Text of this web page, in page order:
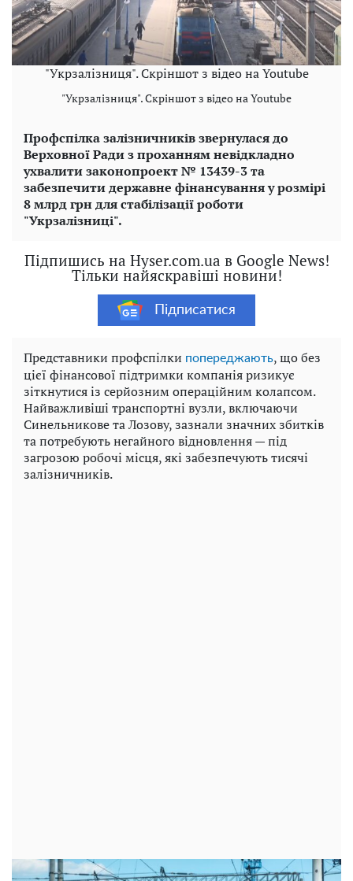
"Укрзалізниця". Скріншот з відео на Youtube
"Укрзалізниця". Скріншот з відео на Youtube
Профспілка залізничників звернулася до
Верховної Ради з проханням невідкладно
ухвалити законопроект № 13439-3 та
забезпечити державне фінансування у розмірі
8 млрд грн для стабілізації роботи
"Укрзалізниці".
Підпишись на Hyser.com.ua в Google News!
Тільки найяскравіші новини!
Підписатися
Представники профспілки попереджають, що без
цієї фінансової підтримки компанія ризикує
зіткнутися із серйозним операційним колапсом.
Найважливіші транспортні вузли, включаючи
Синельникове та Лозову, зазнали значних збитків
та потребують негайного відновлення — під
загрозою робочі місця, які забезпечують тисячі
залізничників.